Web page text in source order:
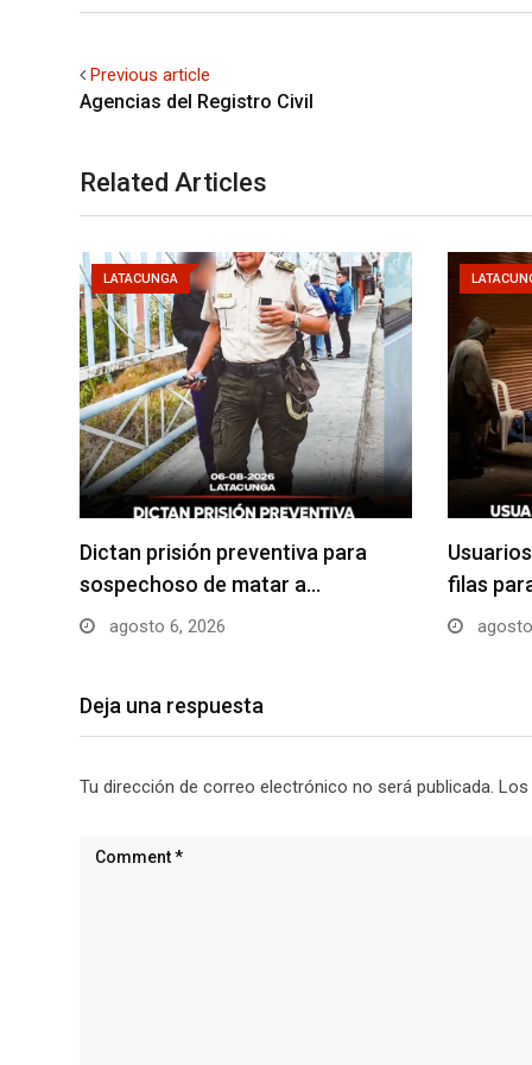
Previous article
Agencias del Registro Civil
Related Articles
LATACUNGA
Dictan prisión preventiva para
sospechoso de matar a…
agosto 6, 2026
filas
Deja una respuesta
Tu dirección de correo electrónico no será publicada.